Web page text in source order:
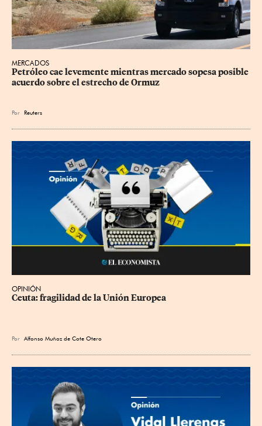
MERCADOS
Petróleo cae levemente mientras mercado sopesa posible
acuerdo sobre el estrecho de Ormuz
Por Reuters
OPINIÓN
Ceuta: fragilidad de la Unión Europea
Por Alfonso Muñoz de Cote Otero